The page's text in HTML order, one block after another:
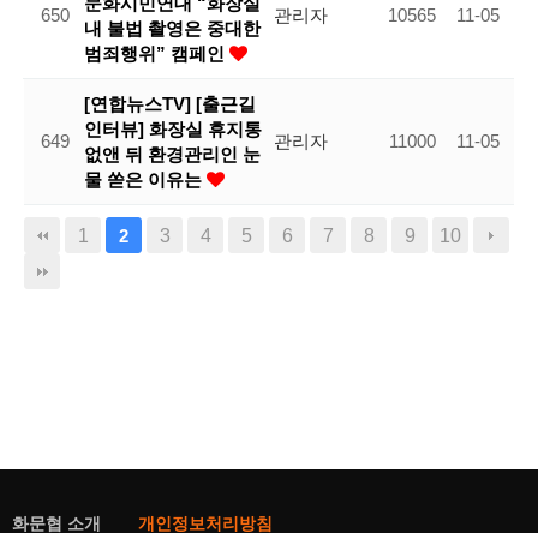
650
내 불법 촬영은 중대한
범죄행위” 캠페인
관리자 10565 11-05
649
[연합뉴스TV] [출근길
인터뷰] 화장실 휴지통
없앤 뒤 환경관리인 눈
물 쏟은 이유는
관리자 11000 11-05
1 2 3 4 5 6 7 8 9 10
화문협 소개 개인정보처리방침